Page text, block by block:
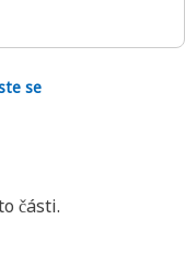
se
části.